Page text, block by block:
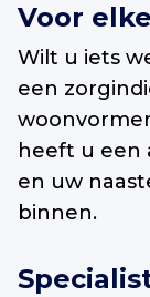
Voor
Wilt u iets
een
heeft u een
en uw
binnen.